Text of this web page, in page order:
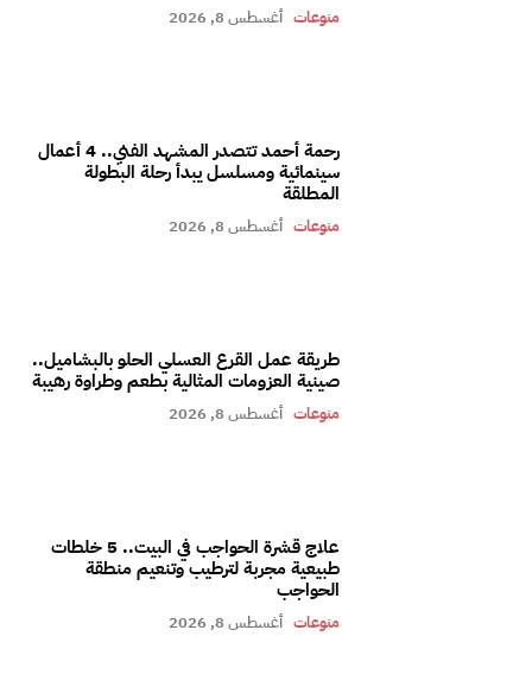
منوعات أغسطس 8, 2026
رحمة أحمد تتصدر المشهد الفني.. 4 أعمال
سينمائية ومسلسل يبدأ رحلة البطولة
المطلقة
منوعات أغسطس 8, 2026
طريقة عمل القرع العسلي الحلو بالبشاميل..
صينية العزومات المثالية بطعم وطراوة رهيبة
منوعات أغسطس 8, 2026
علاج قشرة الحواجب في البيت.. 5 خلطات
طبيعية مجربة لترطيب وتنعيم منطقة
الحواجب
منوعات أغسطس 8, 2026